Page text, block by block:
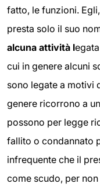
fatto, le funzioni.
presta solo il suo
alcuna attività l
cui in genere alcuni
sono legate a motivi
genere ricorrono a
possono per legge
fallito o condannato
infrequente che il
come scudo, per